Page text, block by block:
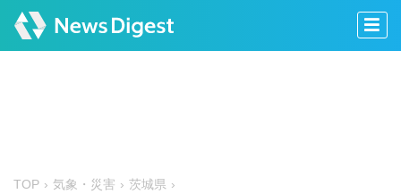
TOP 気象・災害 茨城県